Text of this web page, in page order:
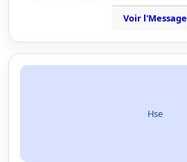
Voir l'Message
Hse